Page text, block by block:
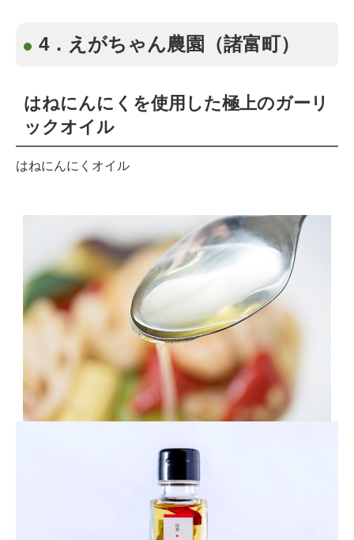
4．えがちゃん農園（諸富町）
はねにんにくを使用した極上のガーリ
ックオイル
はねにんにくオイル